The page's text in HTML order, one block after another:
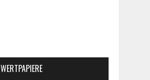
WERTPAPIERE